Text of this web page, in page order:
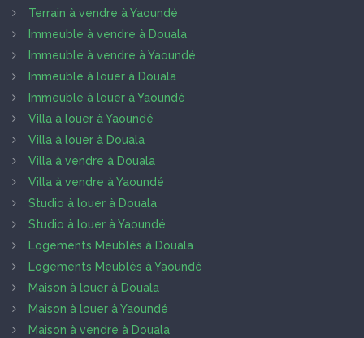
Terrain à vendre à Yaoundé
Immeuble à vendre à Douala
Immeuble à vendre à Yaoundé
Immeuble à louer à Douala
Immeuble à louer à Yaoundé
Villa à louer à Yaoundé
Villa à louer à Douala
Villa à vendre à Douala
Villa à vendre à Yaoundé
Studio à louer à Douala
Studio à louer à Yaoundé
Logements Meublés à Douala
Logements Meublés à Yaoundé
Maison à louer à Douala
Maison à louer à Yaoundé
Maison à vendre à Douala